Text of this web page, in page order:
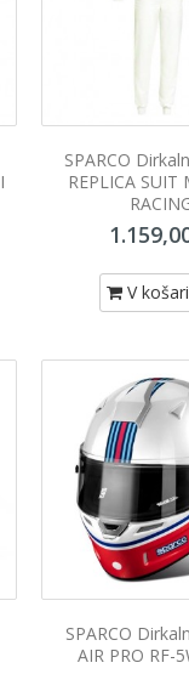
SPARCO
REPLICA SUIT
V
SPARCO
AIR PRO RF-